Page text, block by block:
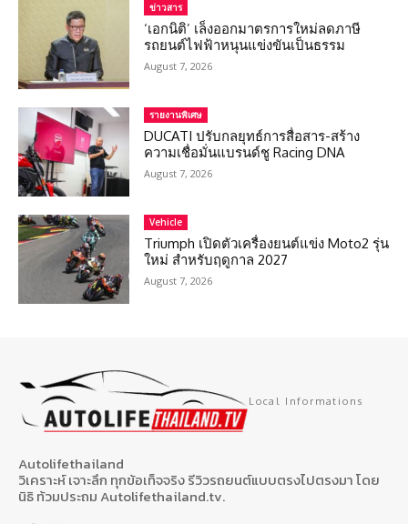
ข่าวสาร
‘เอกนิติ’ เล็งออกมาตรการใหม่ลดภาษี
รถยนต์ไฟฟ้าหนุนแข่งขันเป็นธรรม
August 7, 2026
รายงานพิเศษ
DUCATI ปรับกลยุทธ์การสื่อสาร-สร้าง
ความเชื่อมั่นแบรนด์ชู Racing DNA
August 7, 2026
Vehicle
Triumph เปิดตัวเครื่องยนต์แข่ง Moto2 รุ่น
ใหม่ สำหรับฤดูกาล 2027
August 7, 2026
Local Informations
Autolifethailand
วิเคราะห์ เจาะลึก ทุกข้อเท็จจริง รีวิวรถยนต์แบบตรงไปตรงมา โดย
นิธิ ท้วมประถม Autolifethailand.tv.